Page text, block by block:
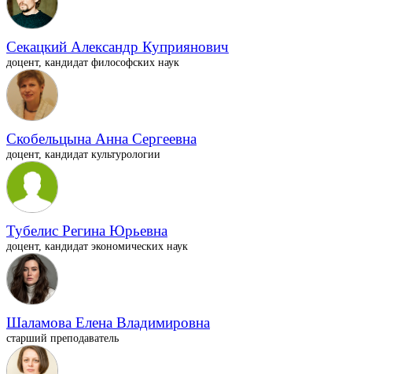
Секацкий Александр Куприянович
доцент, кандидат философских наук
Скобельцына Анна Сергеевна
доцент, кандидат культурологии
Тубелис Регина Юрьевна
доцент, кандидат экономических наук
Шаламова Елена Владимировна
старший преподаватель